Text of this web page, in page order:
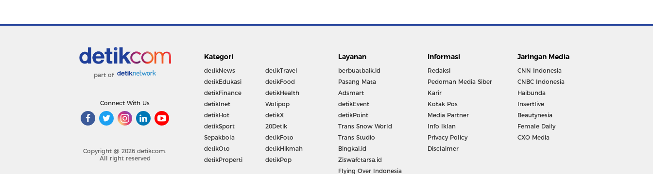
part of
Connect With Us
Copyright @ 2026 detikcom.
All right reserved
Kategori
detikNews
detikEdukasi
detikFinance
detikInet
detikHot
detikSport
Sepakbola
detikOto
detikProperti
detikTravel
detikFood
detikHealth
Wolipop
detikX
20Detik
detikFoto
detikHikmah
detikPop
Layanan
berbuatbaik.id
Pasang Mata
Adsmart
detikEvent
detikPoint
Trans Snow World
Trans Studio
Bingkai.id
Ziswafctarsa.id
Flying Over Indonesia
Informasi
Redaksi
Pedoman Media Siber
Karir
Kotak Pos
Media Partner
Info Iklan
Privacy Policy
Disclaimer
Jaringan Media
CNN Indonesia
CNBC Indonesia
Haibunda
Insertlive
Beautynesia
Female Daily
CXO Media